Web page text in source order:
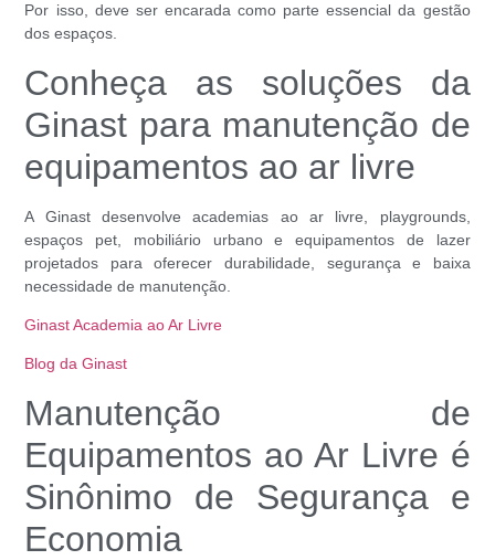
Por isso, deve ser encarada como parte essencial da gestão
dos espaços.
Conheça as soluções da
Ginast para manutenção de
equipamentos ao ar livre
A Ginast desenvolve academias ao ar livre, playgrounds,
espaços pet, mobiliário urbano e equipamentos de lazer
projetados para oferecer durabilidade, segurança e baixa
necessidade de manutenção.
Ginast Academia ao Ar Livre
Blog da Ginast
Manutenção de
Equipamentos ao Ar Livre é
Sinônimo de Segurança e
Economia